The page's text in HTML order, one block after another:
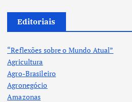
Editoriais
“Reflexões sobre o Mundo Atual”
Agricultura
Agro-Brasileiro
Agronegócio
Amazonas